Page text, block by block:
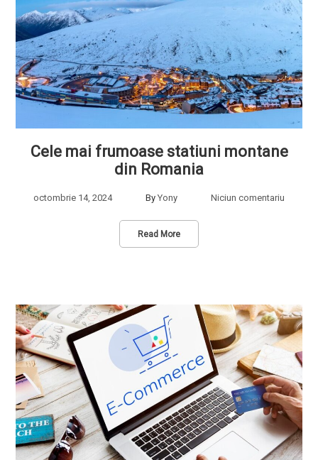
Cele mai frumoase statiuni montane
din Romania
octombrie 14, 2024 By Yony Niciun comentariu
Read More